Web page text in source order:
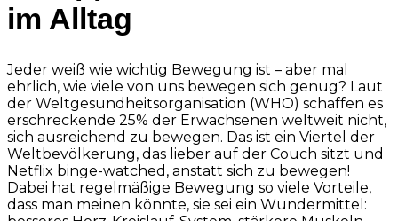
im Alltag
Jeder weiß wie wichtig Bewegung ist – aber mal
ehrlich, wie viele von uns bewegen sich genug? Laut
der Weltgesundheitsorganisation (WHO) schaffen es
erschreckende 25% der Erwachsenen weltweit nicht,
sich ausreichend zu bewegen. Das ist ein Viertel der
Weltbevölkerung, das lieber auf der Couch sitzt und
Netflix binge-watched, anstatt sich zu bewegen!
Dabei hat regelmäßige Bewegung so viele Vorteile,
dass man meinen könnte, sie sei ein Wundermittel: